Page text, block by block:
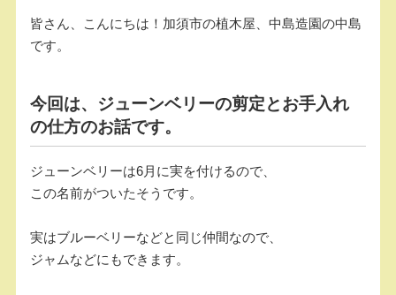
c
b
o
o
k
e
a
皆さん、こんにちは！加須市の植木屋、中島造園の中島
です。
今回は、ジューンベリーの剪定とお手入れ
の仕方のお話です。
ジューンベリーは6月に実を付けるので、
この名前がついたそうです。
実はブルーベリーなどと同じ仲間なので、
ジャムなどにもできます。